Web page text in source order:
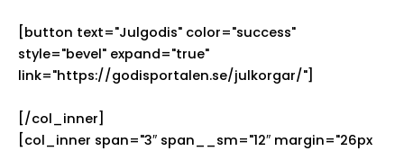
[button text="Julgodis" color="success"
style="bevel" expand="true"
link="https://godisportalen.se/julkorgar/"]
[/col_inner]
[col_inner span="3″ span__sm="12″ margin="26px